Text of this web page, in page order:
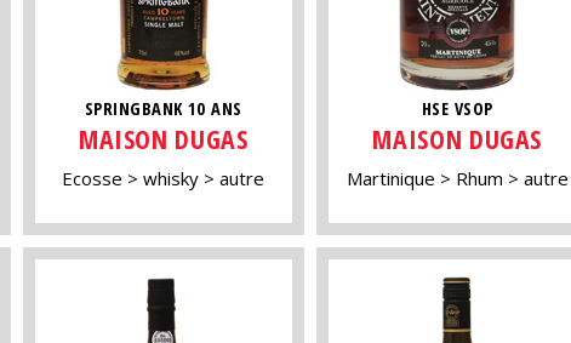
SPRINGBANK 10 ANS
MAISON DUGAS
Ecosse whisky autre
HSE VSOP
MAISON DUGAS
Martinique Rhum autre